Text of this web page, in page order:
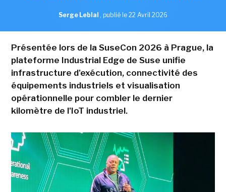
Serge Leblal , publié le 22 Avril 2026
Présentée lors de la SuseCon 2026 à Prague, la
plateforme Industrial Edge de Suse unifie
infrastructure d'exécution, connectivité des
équipements industriels et visualisation
opérationnelle pour combler le dernier
kilomètre de l'IoT industriel.